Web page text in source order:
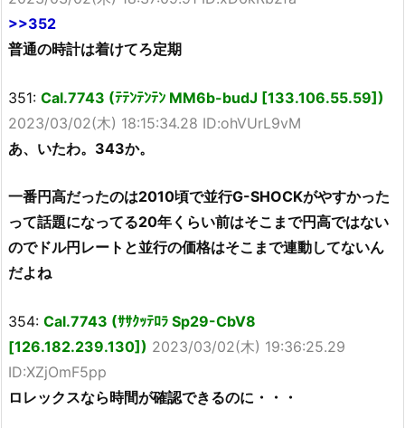
>>352
普通の時計は着けてろ定期
351: Cal.7743 (ﾃﾃﾝﾃﾝﾃﾝ MM6b-budJ [133.106.55.59])
2023/03/02(木) 18:15:34.28 ID:ohVUrL9vM
あ、いたわ。343か。
一番円高だったのは2010頃で並行G-SHOCKがやすかった
って話題になってる20年くらい前はそこまで円高ではない
のでドル円レートと並行の価格はそこまで連動してないん
だよね
354: Cal.7743 (ｻｻｸｯﾃﾛﾗ Sp29-CbV8
[126.182.239.130]) 2023/03/02(木) 19:36:25.29
ID:XZjOmF5pp
ロレックスなら時間が確認できるのに・・・